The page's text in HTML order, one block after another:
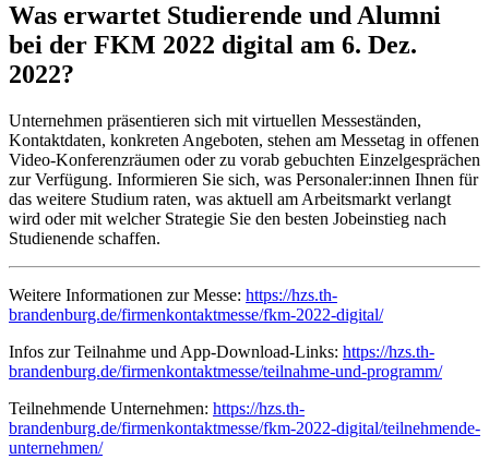
Was erwartet Studierende und Alumni
bei der FKM 2022 digital am 6. Dez.
2022?
Unternehmen präsentieren sich mit virtuellen Messeständen,
Kontaktdaten, konkreten Angeboten, stehen am Messetag in offenen
Video-Konferenzräumen oder zu vorab gebuchten Einzelgesprächen
zur Verfügung. Informieren Sie sich, was Personaler:innen Ihnen für
das weitere Studium raten, was aktuell am Arbeitsmarkt verlangt
wird oder mit welcher Strategie Sie den besten Jobeinstieg nach
Studienende schaffen.
Weitere Informationen zur Messe: https://hzs.th-
brandenburg.de/firmenkontaktmesse/fkm-2022-digital/
Infos zur Teilnahme und App-Download-Links: https://hzs.th-
brandenburg.de/firmenkontaktmesse/teilnahme-und-programm/
Teilnehmende Unternehmen: https://hzs.th-
brandenburg.de/firmenkontaktmesse/fkm-2022-digital/teilnehmende-
unternehmen/